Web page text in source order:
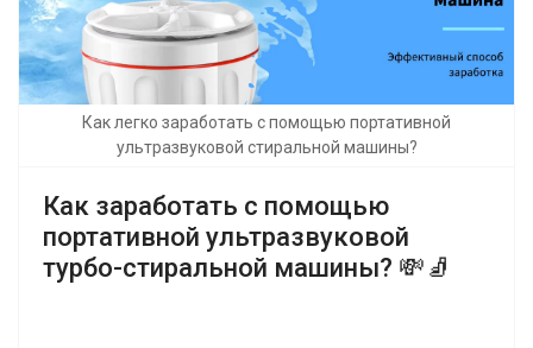
Как легко заработать с помощью портативной
ультразвуковой стиральной машины?
Как заработать с помощью
портативной ультразвуковой
турбо-стиральной машины? 💸🧦